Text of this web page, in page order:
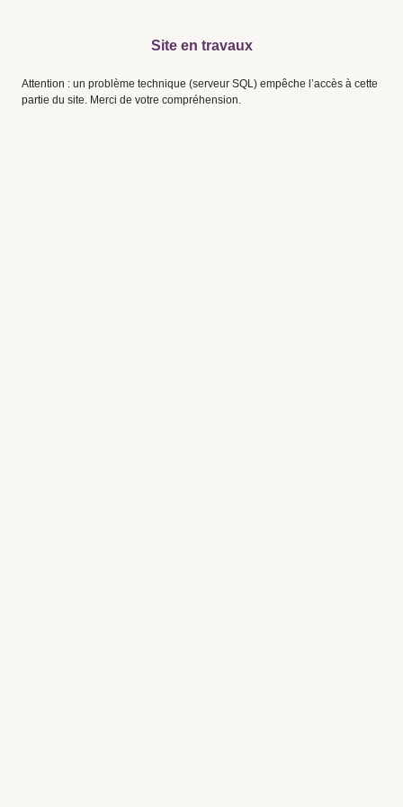
Site en travaux
Attention : un problème technique (serveur SQL) empêche l’accès à cette
partie du site. Merci de votre compréhension.